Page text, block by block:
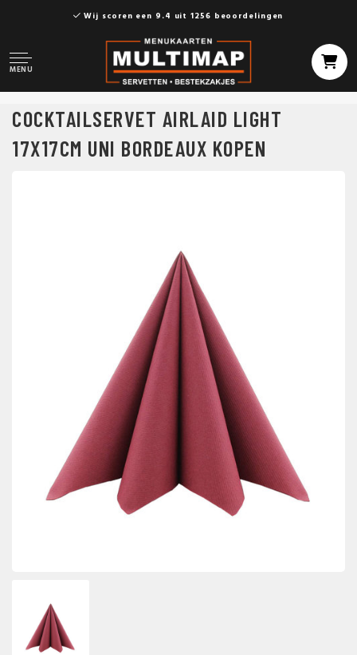
Wij scoren een 9.4 uit 1256 beoordelingen
MENU
COCKTAILSERVET AIRLAID LIGHT
17X17CM UNI BORDEAUX KOPEN